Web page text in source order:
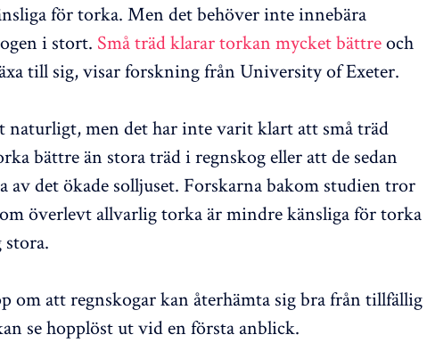
för torka. Men det behöver inte innebära
i stort. Små träd klarar torkan mycket bättreoch
till sig, visar forskning från University of Exeter.
naturligt, men det har inte varit klart att små träd
bättre än stora träd i regnskog eller att de sedan
av det ökade solljuset. Forskarna bakom studien tror
överlevt allvarlig torka är mindre känsliga för torka
stora.
om att regnskogar kan återhämta sig bra från tillfällig
se hopplöst ut vid en första anblick.